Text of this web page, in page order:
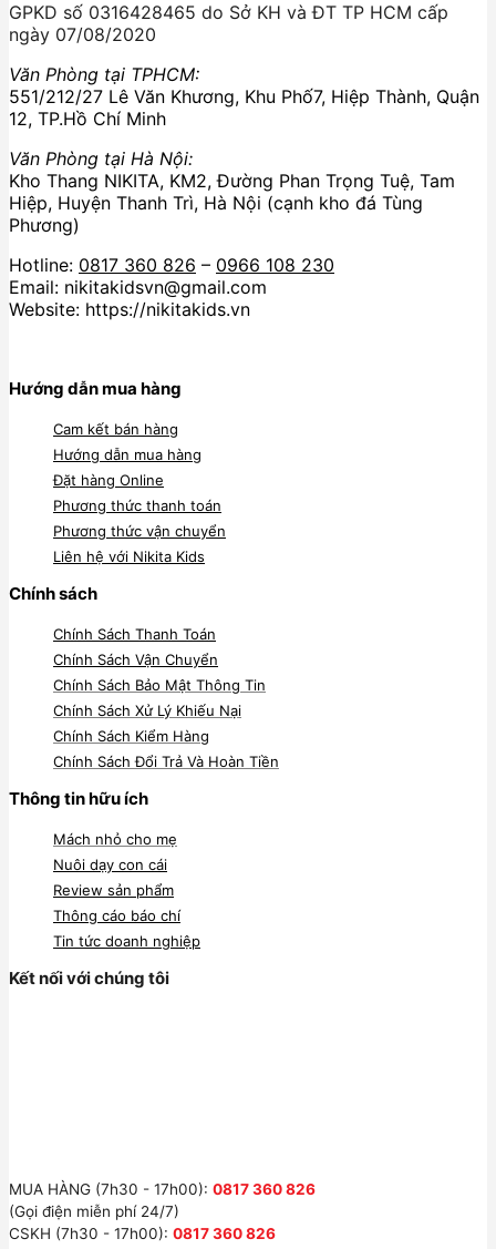
GPKD số 0316428465 do Sở KH và ĐT TP HCM cấp
ngày 07/08/2020
Văn Phòng tại TPHCM:
551/212/27 Lê Văn Khương, Khu Phố7, Hiệp Thành, Quận
12, TP.Hồ Chí Minh
Văn Phòng tại Hà Nội:
Kho Thang NIKITA, KM2, Đường Phan Trọng Tuệ, Tam
Hiệp, Huyện Thanh Trì, Hà Nội (cạnh kho đá Tùng
Phương)
Hotline: 0817 360 826 – 0966 108 230
Email: nikitakidsvn@gmail.com
Website: https://nikitakids.vn
Hướng dẫn mua hàng
Cam kết bán hàng
Hướng dẫn mua hàng
Đặt hàng Online
Phương thức thanh toán
Phương thức vận chuyển
Liên hệ với Nikita Kids
Chính sách
Chính Sách Thanh Toán
Chính Sách Vận Chuyển
Chính Sách Bảo Mật Thông Tin
Chính Sách Xử Lý Khiếu Nại
Chính Sách Kiểm Hàng
Chính Sách Đổi Trả Và Hoàn Tiền
Thông tin hữu ích
Mách nhỏ cho mẹ
Nuôi dạy con cái
Review sản phẩm
Thông cáo báo chí
Tin tức doanh nghiệp
Kết nối với chúng tôi
MUA HÀNG (7h30 - 17h00): 0817 360 826
(Gọi điện miễn phí 24/7)
CSKH (7h30 - 17h00): 0817 360 826